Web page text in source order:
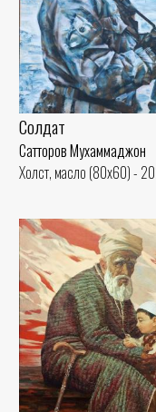
Солдат
Сатторов Мухаммаджон
Холст, масло (80x60) -